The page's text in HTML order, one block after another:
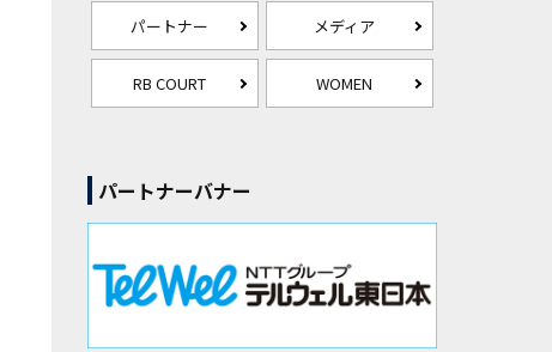
パートナー メディア
RB COURT WOMEN
パートナーバナー